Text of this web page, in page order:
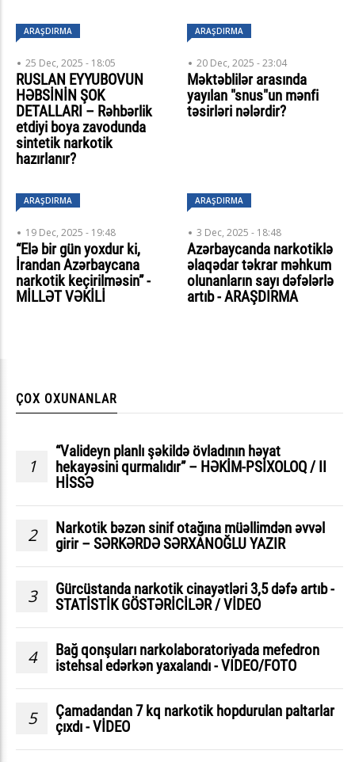
ARAŞDIRMA
25 Dec, 2025 - 18:05
RUSLAN EYYUBOVUN
HƏBSİNİN ŞOK
DETALLARI – Rəhbərlik
etdiyi boya zavodunda
sintetik narkotik
hazırlanır?
ARAŞDIRMA
20 Dec, 2025 - 23:04
Məktəblilər arasında
yayılan "snus"un mənfi
təsirləri nələrdir?
ARAŞDIRMA
19 Dec, 2025 - 19:48
“Elə bir gün yoxdur ki,
İrandan Azərbaycana
narkotik keçirilməsin” -
MİLLƏT VƏKİLİ
ARAŞDIRMA
3 Dec, 2025 - 18:48
Azərbaycanda narkotiklə
əlaqədar təkrar məhkum
olunanların sayı dəfələrlə
artıb - ARAŞDIRMA
ÇOX OXUNANLAR
1
“Valideyn planlı şəkildə övladının həyat
hekayəsini qurmalıdır” – HƏKİM-PSİXOLOQ / II
HİSSƏ
2
Narkotik bəzən sinif otağına müəllimdən əvvəl
girir – SƏRKƏRDƏ SƏRXANOĞLU YAZIR
3
Gürcüstanda narkotik cinayətləri 3,5 dəfə artıb -
STATİSTİK GÖSTƏRİCİLƏR / VİDEO
4
Bağ qonşuları narkolaboratoriyada mefedron
istehsal edərkən yaxalandı - VIDEO/FOTO
5
Çamadandan 7 kq narkotik hopdurulan paltarlar
çıxdı - VİDEO